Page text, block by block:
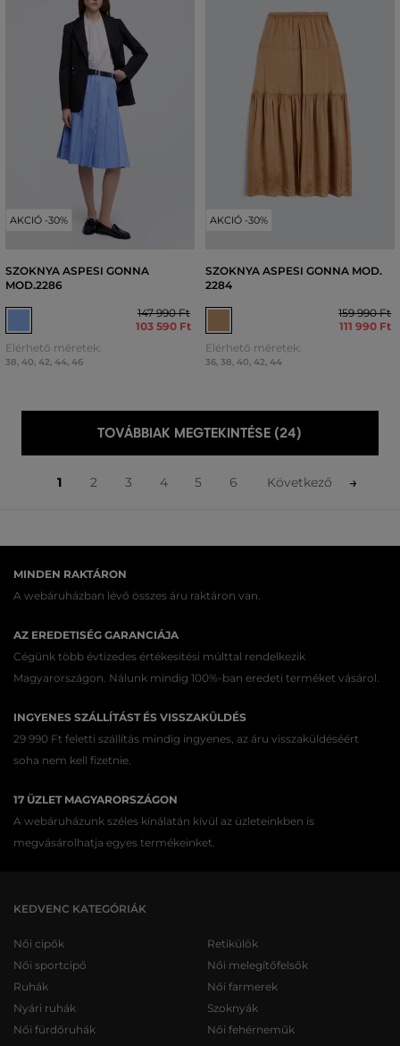
AKCIÓ -30%
SZOKNYA ASPESI GONNA
MOD.2286
147 990 Ft
103 590 Ft
Elérhető méretek:
38, 40, 42, 44, 46
AKCIÓ -30%
SZOKNYA ASPESI GONNA MOD.
2284
159 990 Ft
111 990 Ft
Elérhető méretek:
36, 38, 40, 42, 44
TOVÁBBIAK MEGTEKINTÉSE (24)
1 2 3 4 5 6 Következő
MINDEN RAKTÁRON
A webáruházban lévő összes áru raktáron van.
AZ EREDETISÉG GARANCIÁJA
Cégünk több évtizedes értékesítési múlttal rendelkezik
Magyarországon. Nálunk mindig 100%-ban eredeti terméket vásárol.
INGYENES SZÁLLÍTÁST ÉS VISSZAKÜLDÉS
29 990 Ft feletti szállítás mindig ingyenes, az áru visszaküldéséért
soha nem kell fizetnie.
17 ÜZLET MAGYARORSZÁGON
A webáruházunk széles kínálatán kívül az üzleteinkben is
megvásárolhatja egyes termékeinket.
KEDVENC KATEGÓRIÁK
Női cipők
Női sportcipő
Ruhák
Nyári ruhák
Női fürdőruhák
Retikülök
Női melegítőfelsők
Női farmerek
Szoknyák
Női fehérneműk